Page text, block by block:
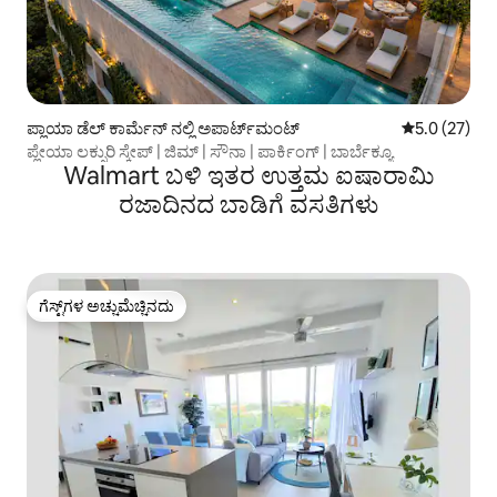
ಪ್ಲಾಯಾ ಡೆಲ್ ಕಾರ್ಮೆನ್ ನಲ್ಲಿ ಅಪಾರ್ಟ್‌ಮಂಟ್ 5 ರಲ್ಲಿ 5.0
5.0 (27)
ಪ್ಲೇಯಾ ಲಕ್ಸುರಿ ಸ್ಕೇಪ್ | ಜಿಮ್ | ಸೌನಾ | ಪಾರ್ಕಿಂಗ್ | ಬಾರ್ಬೆಕ್ಯೂ
Walmart ಬಳಿ ಇತರ ಉತ್ತಮ ಐಷಾರಾಮಿ
ರಜಾದಿನದ ಬಾಡಿಗೆ ವಸತಿಗಳು
ಗೆಸ್ಟ್‌ಗಳ ಅಚ್ಚುಮೆಚ್ಚಿನದು
ಗೆಸ್ಟ್‌ಗಳ ಅಚ್ಚುಮೆಚ್ಚಿನದು